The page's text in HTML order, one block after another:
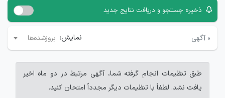
ذخیره جستجو و دریافت نتایج جدید
۰ آگهی نمایش: بروزشده‌ها
طبق تنظیمات انجام گرفته شما، آگهی مرتبط در دو ماه اخیر
یافت نشد. لطفاً با تنظیمات دیگر مجدداً امتحان کنید.